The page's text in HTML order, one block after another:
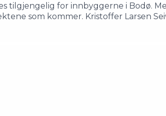
tilgjengelig for innbyggerne i Bodø.
som kommer. Kristoffer Larsen
som også er